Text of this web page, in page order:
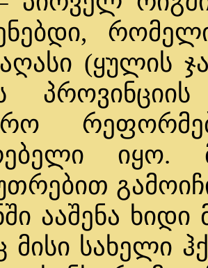
(ყულის
პროვინციის
ააშენა
მისი სახელი